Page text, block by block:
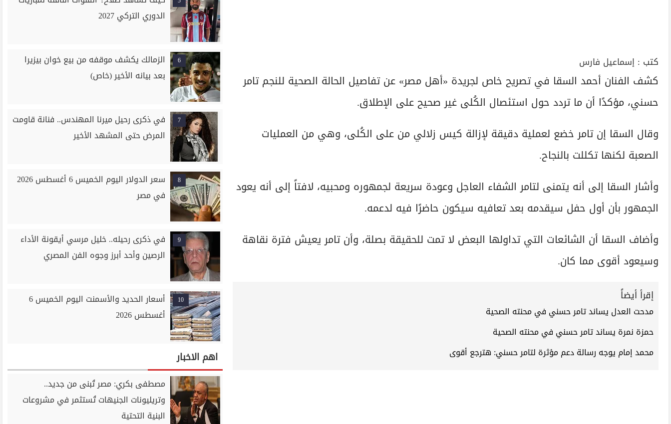
كتب : إسماعيل فارس
كشف الفنان أحمد السقا في تصريح خاص لجريدة «أهل مصر» عن تفاصيل الحالة الصحية للنجم تامر
حسني، مؤكدًا أن ما تردد حول استئصال الكُلى غير صحيح على الإطلاق.
وقال السقا إن تامر خضع لعملية دقيقة لإزالة كيس زلالي من على الكُلى، وهي من العمليات
الصعبة لكنها تكللت بالنجاح.
وأشار السقا إلى أنه يتمنى لتامر الشفاء العاجل وعودة سريعة لجمهوره ومحبيه، لافتاً إلى أنه يعود
الجمهور بأن أول حفل سيقدمه بعد تعافيه سيكون حاضرًا فيه لدعمه.
وأضاف السقا أن الشائعات التي تداولها البعض لا تمت للحقيقة بصلة، وأن تامر يعيش فترة نقاهة
وسيعود أقوى مما كان.
إقرأ أيضاً
مدحت العدل يساند تامر حسني في محنته الصحية
حمزة نمرة يساند تامر حسني في محنته الصحية
محمد إمام يوجه رسالة دعم مؤثرة لتامر حسني: هترجع أقوى
الدوري التركي 2027
6
الزمالك يكشف موقفه من بيع خوان بيزيرا
بعد بيانه الأخير (خاص)
7
في ذكرى رحيل ميرنا المهندس.. فنانة قاومت
المرض حتى المشهد الأخير
8
سعر الدولار اليوم الخميس 6 أغسطس 2026
في مصر
9
في ذكرى رحيله.. خليل مرسي أيقونة الأداء
الرصين وأحد أبرز وجوه الفن المصري
10
أسعار الحديد والأسمنت اليوم الخميس 6
أغسطس 2026
اهم الاخبار
مصطفى بكري: مصر تُبنى من جديد..
وتريليونات الجنيهات تُستثمر في مشروعات
البنية التحتية